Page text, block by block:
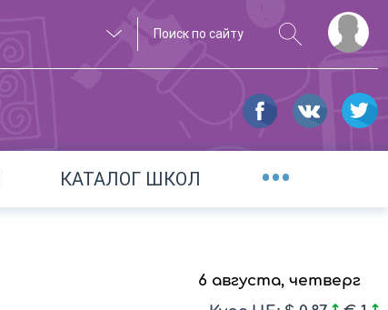
КАТАЛОГ ШКОЛ •••
6 августа, четверг